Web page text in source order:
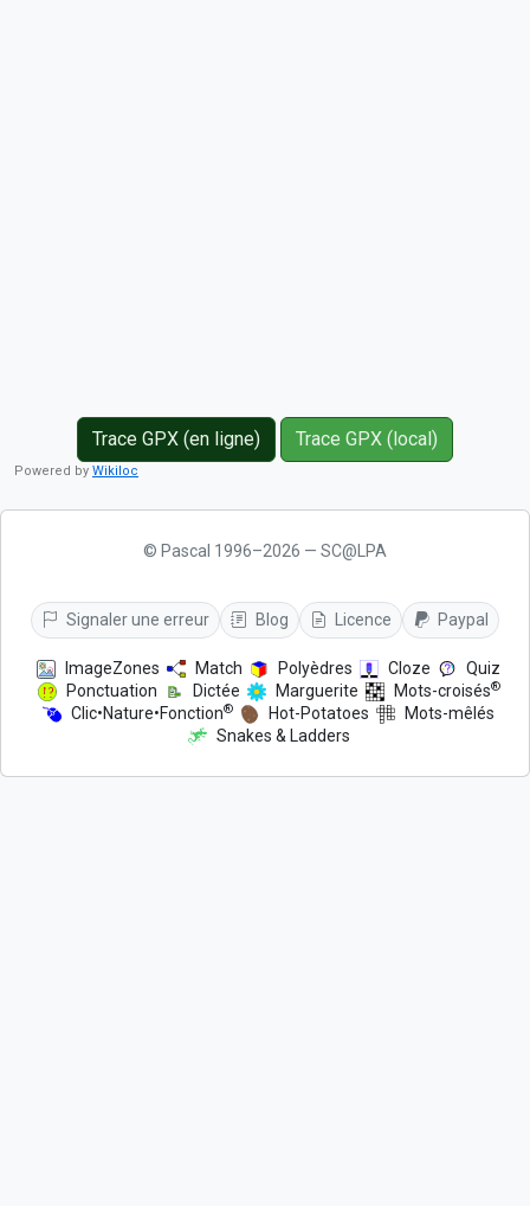
Trace GPX (en ligne) Trace GPX (local)
Powered by Wikiloc
© Pascal 1996–2026 — SC@LPA
Signaler une erreur Blog Licence Paypal
ImageZones Match Polyèdres Cloze
Quiz
Ponctuation
Dictée Marguerite Mots-croisés®
Clic•Nature•Fonction® Hot-Potatoes
Mots-mêlés
Snakes & Ladders